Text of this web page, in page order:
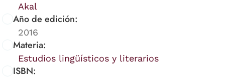
Akal
Año de edición:
2016
Materia:
Estudios lingüísticos y literarios
ISBN: